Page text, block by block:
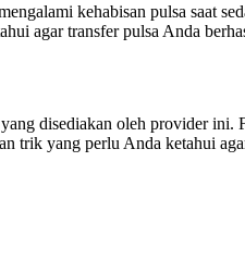
kehabisan pulsa saat
agar transfer pulsa Anda
disediakan oleh provider
trik yang perlu Anda ketahui